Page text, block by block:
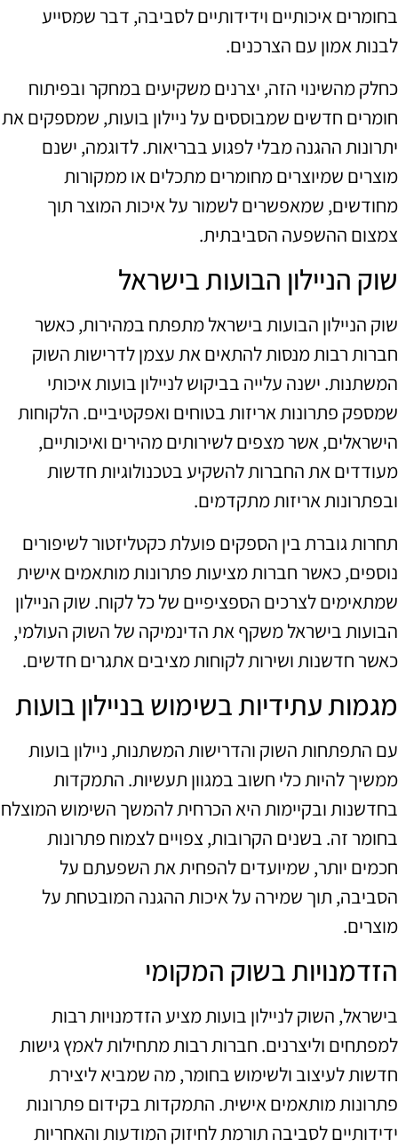
בחומרים איכותיים וידידותיים לסביבה, דבר שמסייע
לבנות אמון עם הצרכנים.
כחלק מהשינוי הזה, יצרנים משקיעים במחקר ובפיתוח
חומרים חדשים שמבוססים על ניילון בועות, שמספקים את
יתרונות ההגנה מבלי לפגוע בבריאות. לדוגמה, ישנם
מוצרים שמיוצרים מחומרים מתכלים או ממקורות
מחודשים, שמאפשרים לשמור על איכות המוצר תוך
צמצום ההשפעה הסביבתית.
שוק הניילון הבועות בישראל
שוק הניילון הבועות בישראל מתפתח במהירות, כאשר
חברות רבות מנסות להתאים את עצמן לדרישות השוק
המשתנות. ישנה עלייה בביקוש לניילון בועות איכותי
שמספק פתרונות אריזות בטוחים ואפקטיביים. הלקוחות
הישראלים, אשר מצפים לשירותים מהירים ואיכותיים,
מעודדים את החברות להשקיע בטכנולוגיות חדשות
ובפתרונות אריזות מתקדמים.
תחרות גוברת בין הספקים פועלת כקטליזטור לשיפורים
נוספים, כאשר חברות מציעות פתרונות מותאמים אישית
שמתאימים לצרכים הספציפיים של כל לקוח. שוק הניילון
הבועות בישראל משקף את הדינמיקה של השוק העולמי,
כאשר חדשנות ושירות לקוחות מציבים אתגרים חדשים.
מגמות עתידיות בשימוש בניילון בועות
עם התפתחות השוק והדרישות המשתנות, ניילון בועות
ממשיך להיות כלי חשוב במגוון תעשיות. התמקדות
בחדשנות ובקיימות היא הכרחית להמשך השימוש המוצלח
בחומר זה. בשנים הקרובות, צפויים לצמוח פתרונות
חכמים יותר, שמיועדים להפחית את השפעתם על
הסביבה, תוך שמירה על איכות ההגנה המובטחת על
מוצרים.
הזדמנויות בשוק המקומי
בישראל, השוק לניילון בועות מציע הזדמנויות רבות
למפתחים וליצרנים. חברות רבות מתחילות לאמץ גישות
חדשות לעיצוב ולשימוש בחומר, מה שמביא ליצירת
פתרונות מותאמים אישית. התמקדות בקידום פתרונות
ידידותיים לסביבה תורמת לחיזוק המודעות והאחריות